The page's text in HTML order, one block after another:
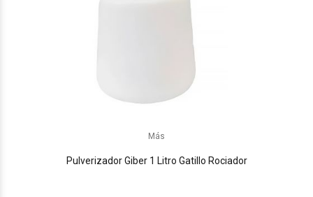
Más
Pulverizador Giber 1 Litro Gatillo Rociador